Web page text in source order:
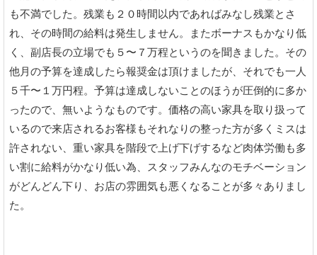
も不満でした。残業も２０時間以内であればみなし残業とさ
れ、その時間の給料は発生しません。またボーナスもかなり低
く、副店長の立場でも５〜７万程というのを聞きました。その
他月の予算を達成したら報奨金は頂けましたが、それでも一人
５千〜１万円程。予算は達成しないことのほうが圧倒的に多か
ったので、無いようなものです。価格の高い家具を取り扱って
いるので来店されるお客様もそれなりの整った方が多くミスは
許されない、重い家具を階段で上げ下げするなど肉体労働も多
い割に給料がかなり低い為、スタッフみんなのモチベーション
がどんどん下り、お店の雰囲気も悪くなることが多々ありまし
た。